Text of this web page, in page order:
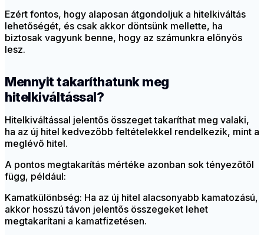
Ezért fontos, hogy alaposan átgondoljuk a hitelkiváltás
lehetőségét, és csak akkor döntsünk mellette, ha
biztosak vagyunk benne, hogy az számunkra előnyös
lesz.
Mennyit takaríthatunk meg
hitelkiváltással?
Hitelkiváltással jelentős összeget takaríthat meg valaki,
ha az új hitel kedvezőbb feltételekkel rendelkezik, mint a
meglévő hitel.
A pontos megtakarítás mértéke azonban sok tényezőtől
függ, például:
Kamatkülönbség: Ha az új hitel alacsonyabb kamatozású,
akkor hosszú távon jelentős összegeket lehet
megtakarítani a kamatfizetésen.